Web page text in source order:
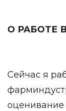
О РАБОТЕ
Сейчас я
оценивание